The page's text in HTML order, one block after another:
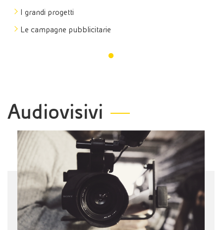
I grandi progetti
Le campagne pubblicitarie
Audiovisivi